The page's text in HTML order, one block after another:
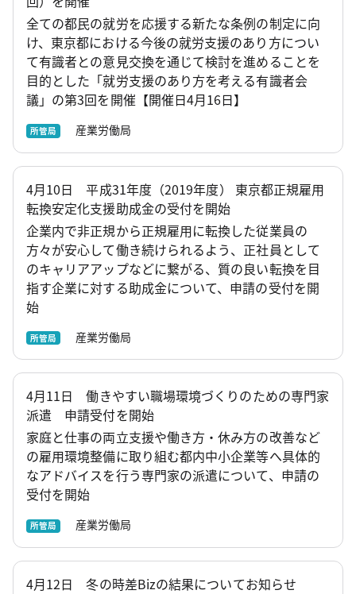
全ての都民の就労を応援する新たな条例の制定に向
け、東京都における今後の就労支援のあり方につい
て有識者との意見交換を通じて検討を進めることを
目的とした「就労支援のあり方を考える有識者会
議」の第3回を開催【開催日4月16日】
所管局 産業労働局
4月10日 平成31年度（2019年度） 東京都正規雇用
転換安定化支援助成金の受付を開始
企業内で非正規から正規雇用に転換した従業員の
方々が安心して働き続けられるよう、正社員として
のキャリアアップなどに繋がる、質の良い転換を目
指す企業に対する助成金について、申請の受付を開
始
所管局 産業労働局
4月11日 働きやすい職場環境づくりのための専門家
派遣 申請受付を開始
家庭と仕事の両立支援や働き方・休み方の改善など
の雇用環境整備に取り組む都内中小企業等へ具体的
なアドバイスを行う専門家の派遣について、申請の
受付を開始
所管局 産業労働局
4月12日 冬の時差Bizの結果についてお知らせ